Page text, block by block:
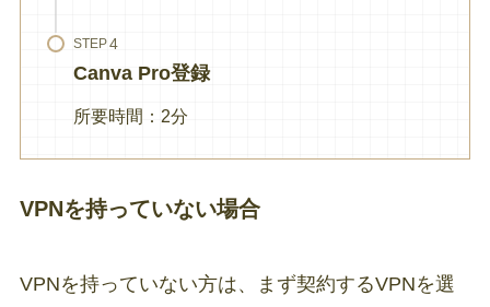
STEP
Canva Pro登録
所要時間：2分
VPNを持っていない場合
VPNを持っていない方は、まず契約するVPNを選